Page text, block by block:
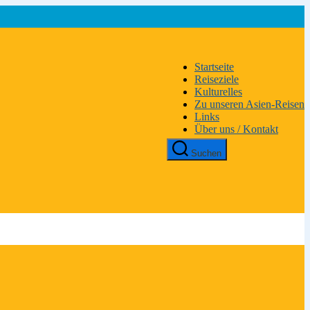
Startseite
Reiseziele
Kulturelles
Zu unseren Asien-Reisen
Links
Über uns / Kontakt
Suchen